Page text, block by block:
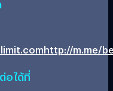
http://m.me/
อได้ที่